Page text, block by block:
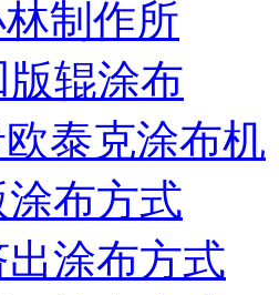
制作所
辊涂布
泰克涂布机
布方式
涂布方式